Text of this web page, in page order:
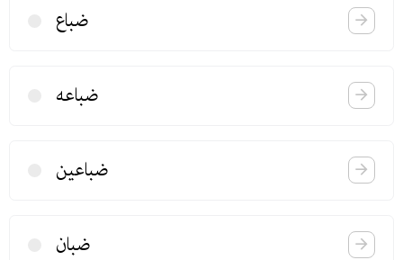
ضباع
ضباعە
ضباعین
ضبان